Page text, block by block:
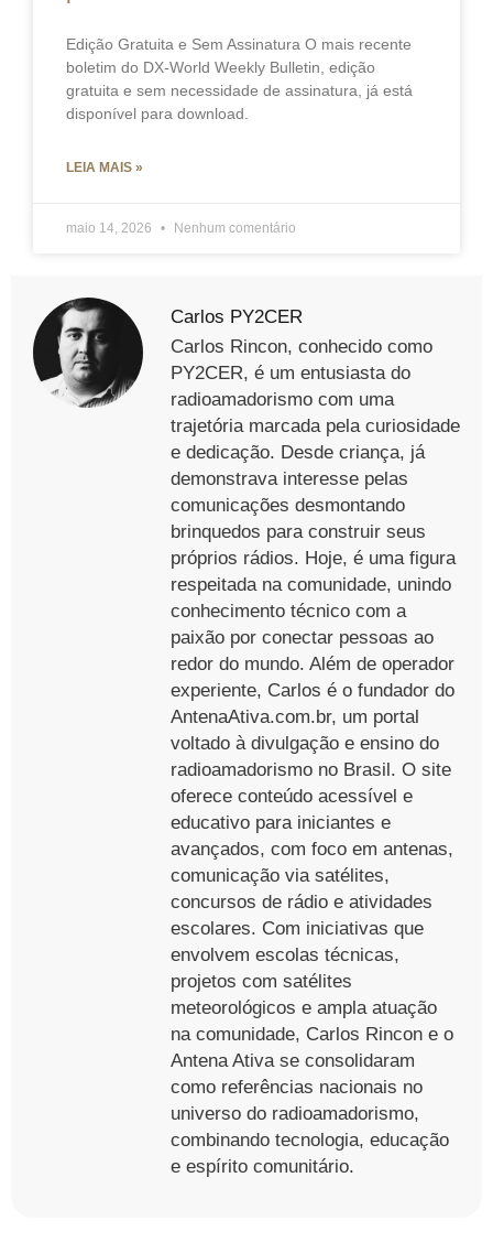
Edição Gratuita e Sem Assinatura O mais recente
boletim do DX-World Weekly Bulletin, edição
gratuita e sem necessidade de assinatura, já está
disponível para download.
LEIA MAIS »
maio 14, 2026 Nenhum comentário
Carlos PY2CER
Carlos Rincon, conhecido como
PY2CER, é um entusiasta do
radioamadorismo com uma
trajetória marcada pela curiosidade
e dedicação. Desde criança, já
demonstrava interesse pelas
comunicações desmontando
brinquedos para construir seus
próprios rádios. Hoje, é uma figura
respeitada na comunidade, unindo
conhecimento técnico com a
paixão por conectar pessoas ao
redor do mundo. Além de operador
experiente, Carlos é o fundador do
AntenaAtiva.com.br, um portal
voltado à divulgação e ensino do
radioamadorismo no Brasil. O site
oferece conteúdo acessível e
educativo para iniciantes e
avançados, com foco em antenas,
comunicação via satélites,
concursos de rádio e atividades
escolares. Com iniciativas que
envolvem escolas técnicas,
projetos com satélites
meteorológicos e ampla atuação
na comunidade, Carlos Rincon e o
Antena Ativa se consolidaram
como referências nacionais no
universo do radioamadorismo,
combinando tecnologia, educação
e espírito comunitário.